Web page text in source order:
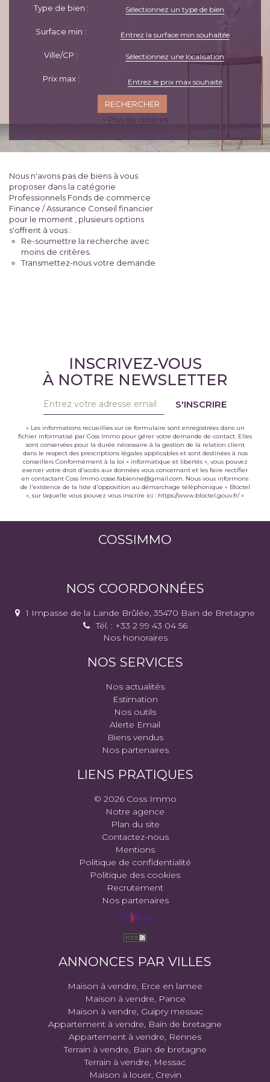
Type de bien : Sélectionnez un type de bien
Surface min :
Ville/CP : Sélectionnez une localisation
Prix max :
+ Plus de critères
Nous n'avons pas de biens à vous
proposer dans la catégorie
Professionnels Fonds de commerce
Finance / Assurance Conseil financier
pour le moment , plusieurs options
s'offrent à vous :
Re-soumettre la recherche avec
moins de critères.
Transmettez-nous votre demande
INSCRIVEZ-VOUS
À NOTRE NEWSLETTER
S'INSCRIRE
« Les informations recueillies sur ce formulaire sont enregistrées dans un
fichier informatisé par Coss Immo pour gérer votre demande de contact. Elles
sont conservées pour la durée nécessaire à la gestion de la relation client
dans le respect des prescriptions légales applicables et sont destinées à nos
conseillers Conformément à la loi « informatique et libertés », vous pouvez
exercer votre droit d'accès aux données vous concernant et les faire rectifier
en contactant Coss Immo cosse.fabienne@gmail.com. Nous vous informons
de l'existence de la liste d'opposition au démarchage téléphonique « Bloctel
», sur laquelle vous pouvez vous inscrire ici : https://www.bloctel.gouv.fr/»
COSSIMMO
NOS COORDONNÉES
1 Impasse de la Lande Brûlée, 35470 Bain de Bretagne
Tél. : +33 2 99 43 04 56
Nos honoraires
NOS SERVICES
Nos actualités
Estimation
Nos outils
Alerte Email
Biens vendus
Nos partenaires
LIENS PRATIQUES
© 2026 Coss Immo
Notre agence
Plan du site
Contactez-nous
Mentions
Politique de confidentialité
Politique des cookies
Recrutement
Nos partenaires
ANNONCES PAR VILLES
Maison à vendre, Erce en lamee
Maison à vendre, Pance
Maison à vendre, Guipry messac
Appartement à vendre, Bain de bretagne
Appartement à vendre, Rennes
Terrain à vendre, Bain de bretagne
Terrain à vendre, Messac
Maison à louer, Crevin